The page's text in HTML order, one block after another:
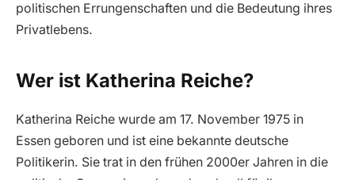
politischen Errungenschaften und die Bedeutung ihres
Privatlebens.
Wer ist Katherina Reiche?
Katherina Reiche wurde am 17. November 1975 in
Essen geboren und ist eine bekannte deutsche
Politikerin. Sie trat in den frühen 2000er Jahren in die